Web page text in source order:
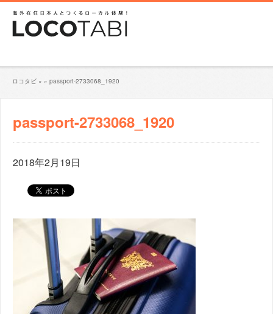
ロコタビ » » passport-2733068_1920
passport-2733068_1920
2018年2月19日